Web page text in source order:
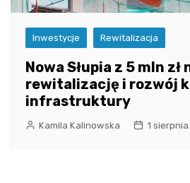
Inwestycje Rewitalizacja
Nowa Słupia z 5 mln zł
rewitalizację i rozwój
infrastruktury
Kamila Kalinowska 1